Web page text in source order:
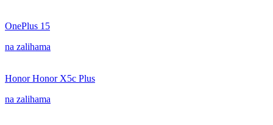
OnePlus 15
na zalihama
Honor Honor X5c Plus
na zalihama